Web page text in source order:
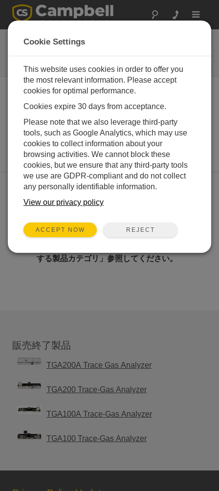
Toggle
Trace-Gas Analyzers
Tunable diode laser absorption
spectroscopy
このカテゴリにはアクティブな製品
する製品カテゴリ」参照してください。
販売終了製品
TGA200A Trace Gas Analyzer
TGA200 Trace-Gas Analyzer
TGA100A Trace-Gas Analyzer
TGA100 Trace-Gas Analyzer
Cookie Settings
This website uses cookies in order to offer you
the most relevant information. Please accept
cookies for optimal performance.
Cookies expire 30 days from acceptance.
Please note that we also leverage third-party
tools, such as Google Analytics, which may use
cookies to collect information about your
browsing activities. We cannot block these
cookies, but we ensure that any third-party tools
we use are GDPR-compliant and do not collect
any personally identifiable information.
View our privacy policy
ACCEPT NOW REJECT